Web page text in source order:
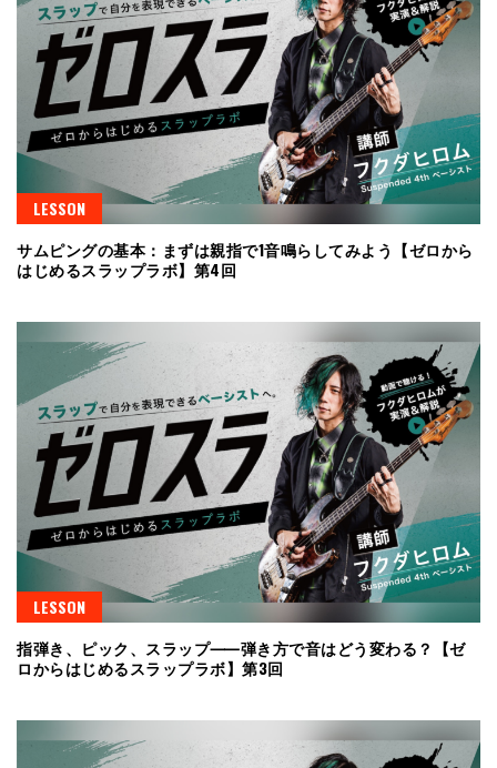
LESSON
サムピングの基本：まずは親指で1音鳴らしてみよう【ゼロから
はじめるスラップラボ】第4回
LESSON
指弾き、ピック、スラップ⸺弾き方で音はどう変わる？【ゼ
ロからはじめるスラップラボ】第3回